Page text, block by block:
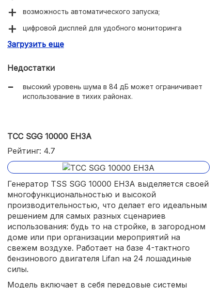
возможность автоматического запуска;
цифровой дисплей для удобного мониторинга
мобильная конструкция с колесами и ручками.
Загрузить еще
Недостатки
высокий уровень шума в 84 дБ может ограничивает
использование в тихих районах.
ТСС SGG 10000 EH3A
Рейтинг: 4.7
Генератор TSS SGG 10000 EH3A выделяется своей
многофункциональностью и высокой
производительностью, что делает его идеальным
решением для самых разных сценариев
использования: будь то на стройке, в загородном
доме или при организации мероприятий на
свежем воздухе. Работает на базе 4-тактного
бензинового двигателя Lifan на 24 лошадиные
силы.
Модель включает в себя передовые системы